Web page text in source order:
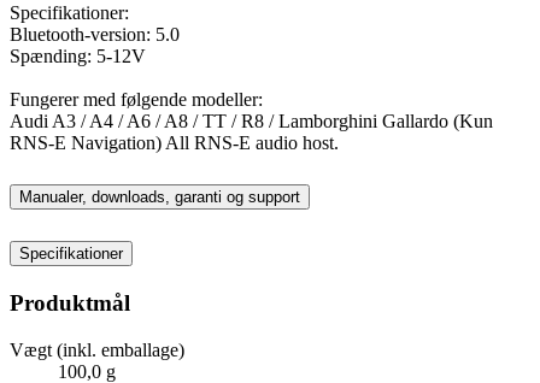
Specifikationer:
Bluetooth-version: 5.0
Spænding: 5-12V
Fungerer med følgende modeller:
Audi A3 / A4 / A6 / A8 / TT / R8 / Lamborghini Gallardo (Kun
RNS-E Navigation) All RNS-E audio host.
Manualer, downloads, garanti og support
Specifikationer
Produktmål
Vægt (inkl. emballage)
100,0 g